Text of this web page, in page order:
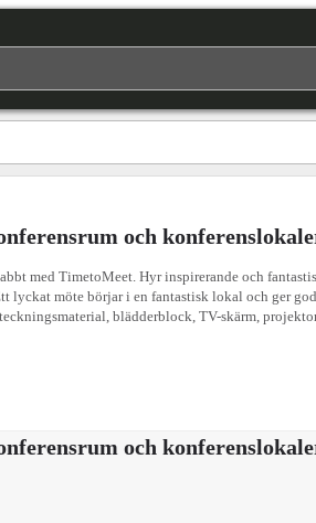
och
med TimetoMeet. Hyr inspirerande och
lyckat möte börjar i en fantastisk lokal och ger
blädderblock, TV-skärm,
och